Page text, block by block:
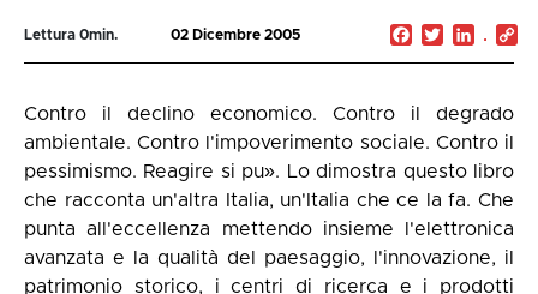
Lettura 0min. 02 Dicembre 2005 Facebook
Twitter
Contro il declino economico. Contro il degrado
ambientale. Contro l'impoverimento sociale. Contro il
pessimismo. Reagire si pu». Lo dimostra questo libro
che racconta un'altra Italia, un'Italia che ce la fa. Che
punta all'eccellenza mettendo insieme l'elettronica
avanzata e la qualità del paesaggio, l'innovazione, il
patrimonio storico, i centri di ricerca e i prodotti